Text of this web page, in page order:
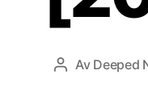
Av Deeped